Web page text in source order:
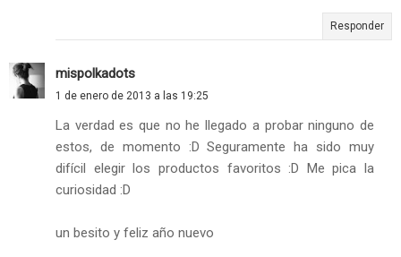
Responder
mispolkadots
1 de enero de 2013 a las 19:25
La verdad es que no he llegado a probar ninguno de
estos, de momento :D Seguramente ha sido muy
difícil elegir los productos favoritos :D Me pica la
curiosidad :D
un besito y feliz año nuevo